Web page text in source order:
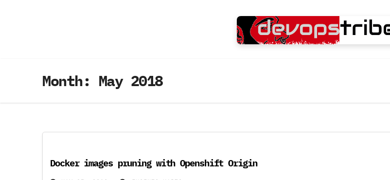
Month: May 2018
Docker images pruning with Openshift Origin